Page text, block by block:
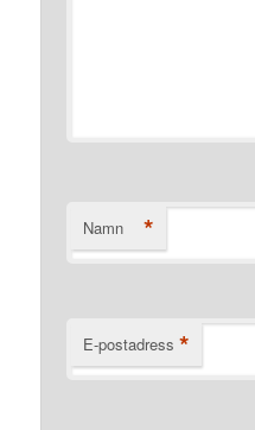
Namn *
E-postadress *